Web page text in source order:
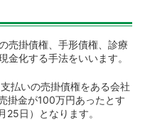
売掛債権、手形債権、診療
金化する手法をいいます。
払いの売掛債権をある会社
掛金が100万円あったとす
日）となります。